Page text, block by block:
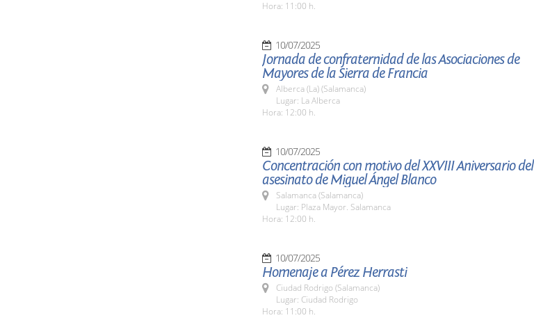
Hora: 11:00 h.
10/07/2025
Jornada de confraternidad de las Asociaciones de
Mayores de la Sierra de Francia
Alberca (La) (Salamanca)
Lugar: La Alberca
Hora: 12:00 h.
10/07/2025
Concentración con motivo del XXVIII Aniversario del
asesinato de Miguel Ángel Blanco
Salamanca (Salamanca)
Lugar: Plaza Mayor. Salamanca
Hora: 12:00 h.
10/07/2025
Homenaje a Pérez Herrasti
Ciudad Rodrigo (Salamanca)
Lugar: Ciudad Rodrigo
Hora: 11:00 h.